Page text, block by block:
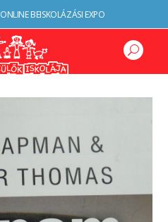
ONLINE BEISKOLÁZÁSI EXPO